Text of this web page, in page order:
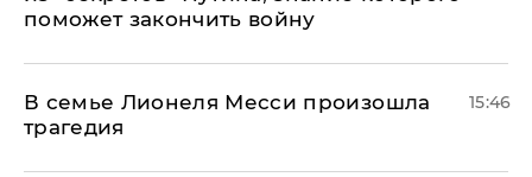
поможет закончить войну
В семье Лионеля Месси произошла
трагедия
15:46